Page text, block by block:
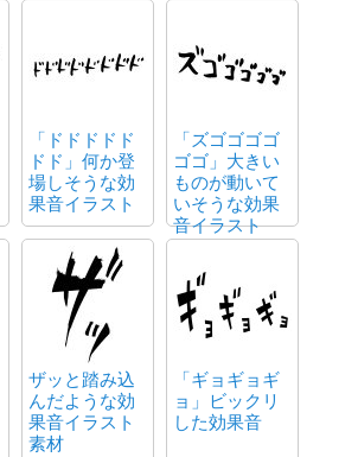
「ドドドドド
ドド」何か登
場しそうな効
果音イラスト
「ズゴゴゴゴ
ゴゴ」大きい
ものが動いて
いそうな効果
音イラスト
ザッと踏み込
んだような効
果音イラスト
素材
「ギョギョギ
ョ」ビックリ
した効果音